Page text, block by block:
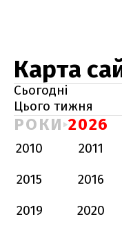
Карта
Сьогодні
Цього тижня
РОКИ 2026
2010 2011
2015
2016
2019
2020